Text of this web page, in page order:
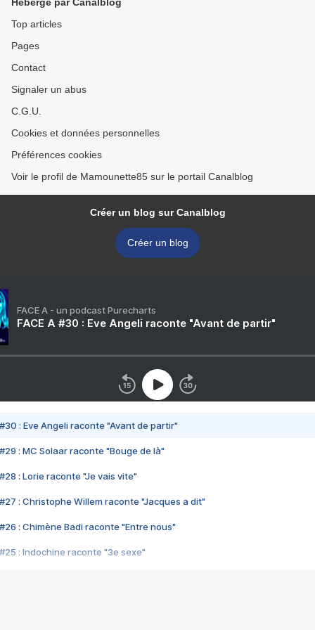
Top articles
Pages
Contact
Signaler un abus
C.G.U.
Cookies et données personnelles
Préférences cookies
Voir le profil de Mamounette85 sur le portail Canalblog
Créer un blog sur Canalblog
Créer un blog
FACE A - un podcast Purecharts
FACE A #30 : Eve Angeli raconte "Avant de partir"
#30 : Eve Angeli raconte "Avant de partir"
#29 : MC Solaar raconte "Bouge de là"
#28 : Lorie raconte "Je vais vite"
#27 : Christophe Willem raconte "Jacques a dit"
#26 : Chimène Badi raconte "Entre nous"
#25 : Indochine raconte "3e sexe"